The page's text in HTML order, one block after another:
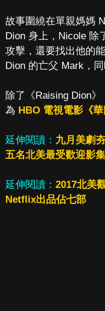
故事圍繞在單親媽媽
Dion 身上，Nicole 除
攻擊，還要找出他的
Dion 的亡父 Mark，
除了《Raising Dion
為 HBO 電視電影《華
延伸閱讀： 九月美劇
五名北美最受歡迎影
延伸閱讀： 2017北美
Netflix出品佔七部